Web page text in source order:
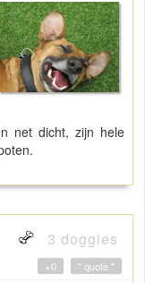
net dicht, zijn hele
3 doggies
" quote "
+0